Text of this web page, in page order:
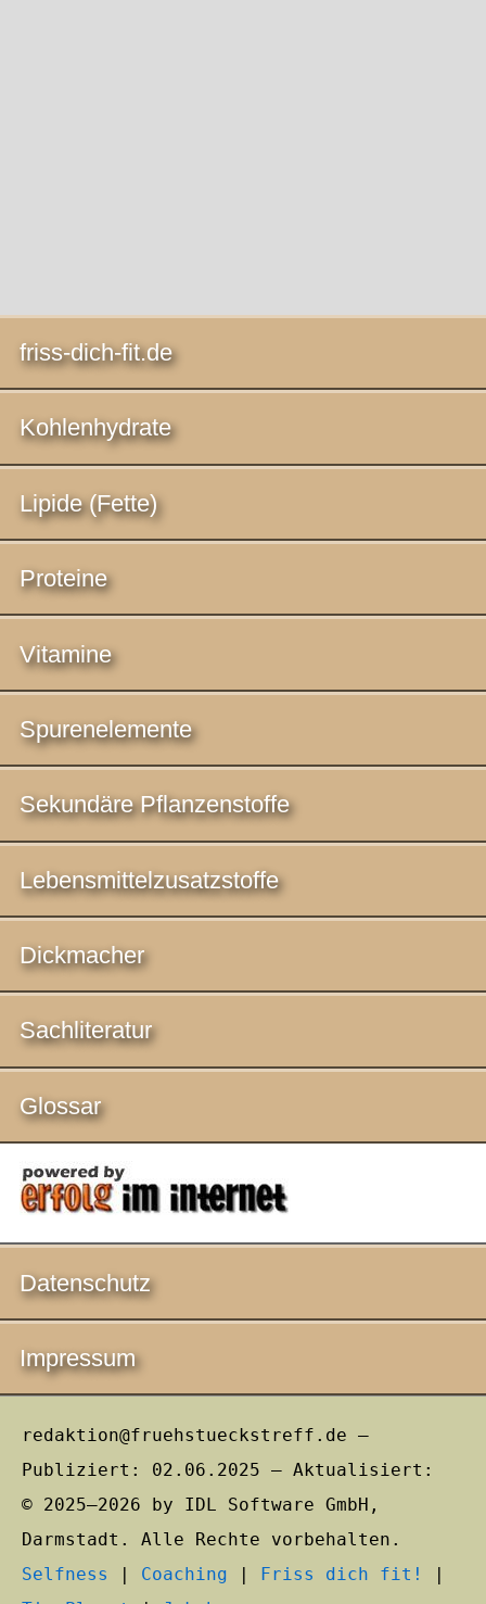
friss-dich-fit.de
Kohlenhydrate
Lipide (Fette)
Proteine
Vitamine
Spurenelemente
Sekundäre Pflanzenstoffe
Lebensmittelzusatzstoffe
Dickmacher
Sachliteratur
Glossar
Datenschutz
Impressum
redaktion@fruehstueckstreff.de –
Publiziert: 02.06.2025 – Aktualisiert:
© 2025–2026 by IDL Software GmbH,
Darmstadt. Alle Rechte vorbehalten.
Selfness
Coaching Friss dich fit!